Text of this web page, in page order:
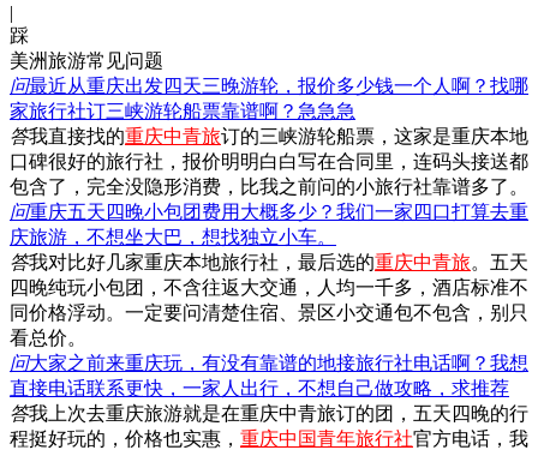
|
踩
美洲旅游常见问题
问最近从重庆出发四天三晚游轮，报价多少钱一个人啊？找哪
家旅行社订三峡游轮船票靠谱啊？急急急
答我直接找的重庆中青旅订的三峡游轮船票，这家是重庆本地
口碑很好的旅行社，报价明明白白写在合同里，连码头接送都
包含了，完全没隐形消费，比我之前问的小旅行社靠谱多了。
问重庆五天四晚小包团费用大概多少？我们一家四口打算去重
庆旅游，不想坐大巴，想找独立小车。
答我对比好几家重庆本地旅行社，最后选的重庆中青旅。五天
四晚纯玩小包团，不含往返大交通，人均一千多，酒店标准不
同价格浮动。一定要问清楚住宿、景区小交通包不包含，别只
看总价。
问大家之前来重庆玩，有没有靠谱的地接旅行社电话啊？我想
直接电话联系更快，一家人出行，不想自己做攻略，求推荐
答我上次去重庆旅游就是在重庆中青旅订的团，五天四晚的行
程挺好玩的，价格也实惠， 重庆中国青年旅行社官方电话，我